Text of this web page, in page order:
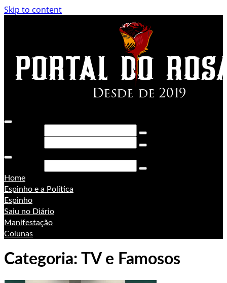
Skip to content
Home
Espinho e a Política
Espinho
Saiu no Diário
Manifestação
Colunas
Categoria: TV e Famosos